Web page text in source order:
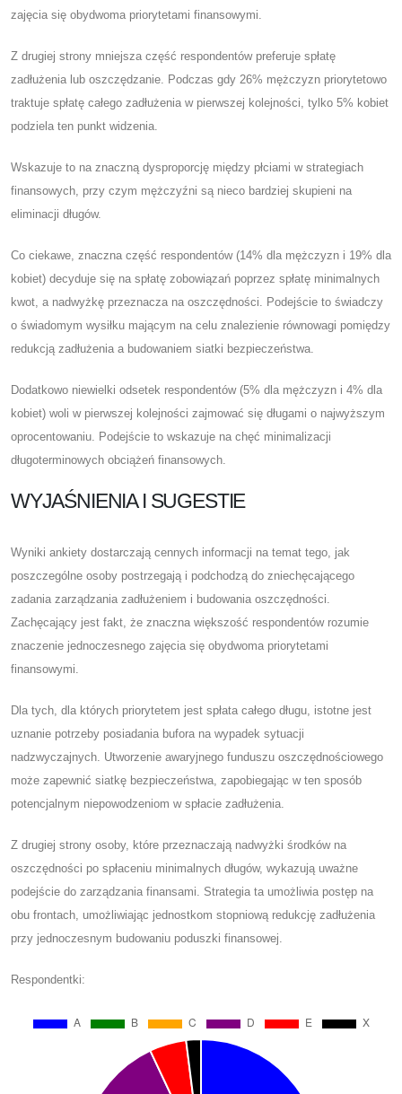
zajęcia się obydwoma priorytetami finansowymi.
Z drugiej strony mniejsza część respondentów preferuje spłatę
zadłużenia lub oszczędzanie. Podczas gdy 26% mężczyzn priorytetowo
traktuje spłatę całego zadłużenia w pierwszej kolejności, tylko 5% kobiet
podziela ten punkt widzenia.
Wskazuje to na znaczną dysproporcję między płciami w strategiach
finansowych, przy czym mężczyźni są nieco bardziej skupieni na
eliminacji długów.
Co ciekawe, znaczna część respondentów (14% dla mężczyzn i 19% dla
kobiet) decyduje się na spłatę zobowiązań poprzez spłatę minimalnych
kwot, a nadwyżkę przeznacza na oszczędności. Podejście to świadczy
o świadomym wysiłku mającym na celu znalezienie równowagi pomiędzy
redukcją zadłużenia a budowaniem siatki bezpieczeństwa.
Dodatkowo niewielki odsetek respondentów (5% dla mężczyzn i 4% dla
kobiet) woli w pierwszej kolejności zajmować się długami o najwyższym
oprocentowaniu. Podejście to wskazuje na chęć minimalizacji
długoterminowych obciążeń finansowych.
WYJAŚNIENIA I SUGESTIE
Wyniki ankiety dostarczają cennych informacji na temat tego, jak
poszczególne osoby postrzegają i podchodzą do zniechęcającego
zadania zarządzania zadłużeniem i budowania oszczędności.
Zachęcający jest fakt, że znaczna większość respondentów rozumie
znaczenie jednoczesnego zajęcia się obydwoma priorytetami
finansowymi.
Dla tych, dla których priorytetem jest spłata całego długu, istotne jest
uznanie potrzeby posiadania bufora na wypadek sytuacji
nadzwyczajnych. Utworzenie awaryjnego funduszu oszczędnościowego
może zapewnić siatkę bezpieczeństwa, zapobiegając w ten sposób
potencjalnym niepowodzeniom w spłacie zadłużenia.
Z drugiej strony osoby, które przeznaczają nadwyżki środków na
oszczędności po spłaceniu minimalnych długów, wykazują uważne
podejście do zarządzania finansami. Strategia ta umożliwia postęp na
obu frontach, umożliwiając jednostkom stopniową redukcję zadłużenia
przy jednoczesnym budowaniu poduszki finansowej.
Respondentki: